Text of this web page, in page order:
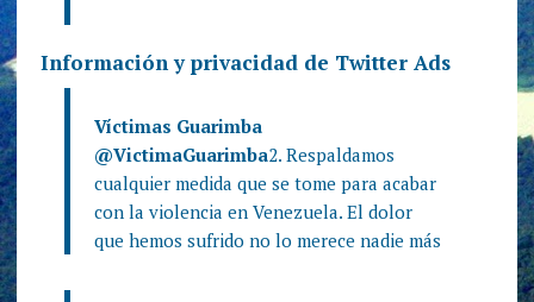
Información y privacidad de Twitter Ads
Víctimas Guarimba
@VictimaGuarimba2. Respaldamos
cualquier medida que se tome para acabar
con la violencia en Venezuela. El dolor
que hemos sufrido no lo merece nadie más